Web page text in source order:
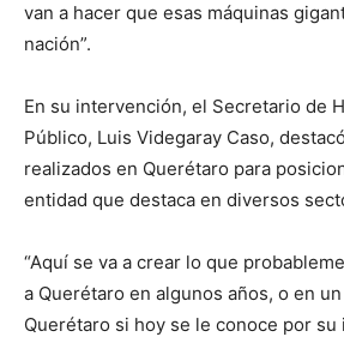
van a hacer que esas máquinas
nación”.
En su intervención, el Secretario de
Público, Luis Videgaray Caso,
realizados en Querétaro para
entidad que destaca en diversos
“Aquí se va a crear lo que
a Querétaro en algunos años, o en
Querétaro si hoy se le conoce por su